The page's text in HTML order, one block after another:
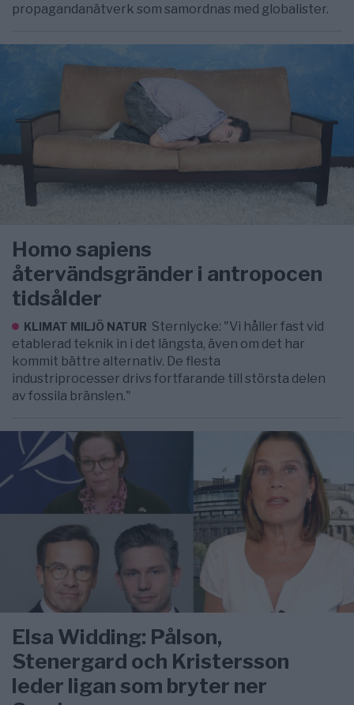
propagandanätverk som samordnas med globalister.
Homo sapiens
återvändsgränder i antropocen
tidsålder
KLIMAT MILJÖ NATUR Sternlycke: "Vi håller fast vid
etablerad teknik in i det längsta, även om det har
kommit bättre alternativ. De flesta
industriprocesser drivs fortfarande till största delen
av fossila bränslen."
Elsa Widding: Pålson,
Stenergard och Kristersson
leder ligan som bryter ner